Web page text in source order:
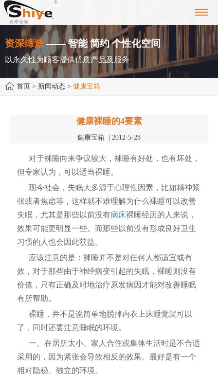
资深缔造 —— 智能 简约 个性化空间
以永久性为顾客提供优质产品及服务
首页 > 新闻动态 > 健康宝箱
健康裸睡的4要素
健康宝箱 | 2012-5-28
对于裸睡向来争议较大，裸睡有好处，也有坏处，
但专家认为，可以适当裸睡。
现今社会，失眠大多源于心理性因素，比如精神紧
张或者焦虑等，这样就不难理解为什么裸睡可以改善
失眠，尤其是那些以前没有病床裸睡经历的人来说，
效果可能更明显一些。而那些以前没有形成良好卫生
习惯的人也会因此获益。
应该注意的是：裸睡并不是对任何人都适宜或有
效，对于那些由于神经病变引起的失眠，裸睡则没有
价值，只有正确及时地治疗原发病因才能对改善睡眠
有所帮助。
裸睡，并不是说简单地脱掉内衣上床睡觉就可以
了，同时还要注意睡眠的环境。
一、在居所太小、家人合住或集体生活时是不合适
采用的，因为紧张会导致相反的效果。最好是有一个
相对隐秘、独立的环境。